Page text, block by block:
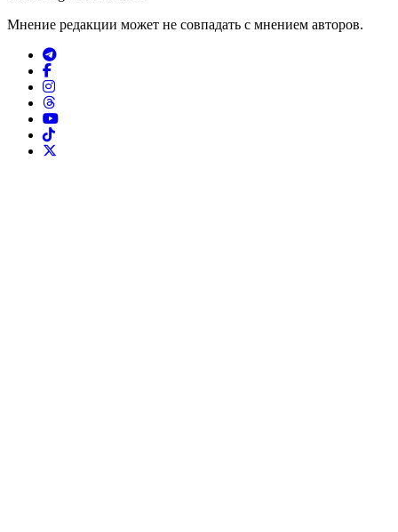
Мнение редакции может не совпадать с мнением авторов.